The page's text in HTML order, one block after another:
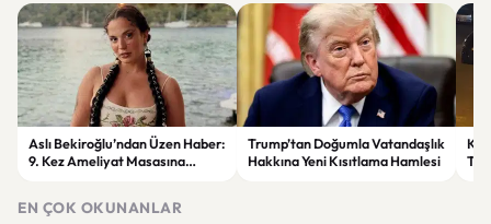
Aslı Bekiroğlu’ndan Üzen Haber:
9. Kez Ameliyat Masasına
Trump’tan Doğumla Vatandaşlık
Hakkına Yeni Kısıtlama Hamlesi
EN ÇOK OKUNANLAR